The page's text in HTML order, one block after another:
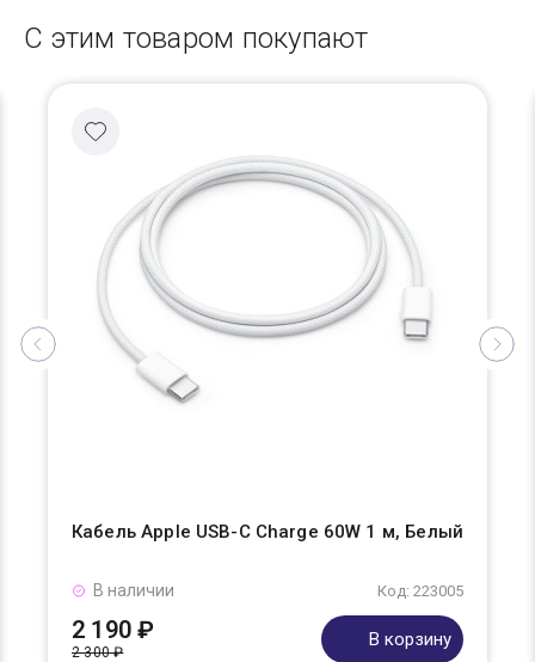
С этим товаром покупают
Кабель Apple USB-C Charge 60W 1 м, Белый
Код: 223005
В наличии
2 190 ₽
2 300 ₽
В корзину